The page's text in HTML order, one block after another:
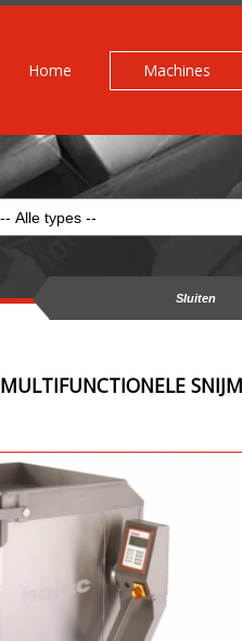
Home Machines
Sluiten
MULTIFUNCTIONELE